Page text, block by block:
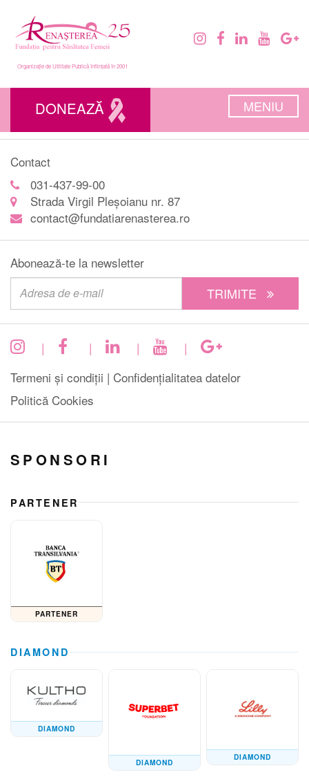
Organizație de Utilitate Publică înființată în 2001
DONEAZĂ MENIU
Contact
031-437-99-00
Strada Virgil Pleșoianu nr. 87
contact@fundatiarenasterea.ro
Abonează-te la newsletter
TRIMITE
| | |
|
Termeni și condiții | Confidențialitatea datelor
Politică Cookies
SPONSORI
PARTENER
PARTENER
DIAMOND
DIAMOND
DIAMOND
DIAMOND